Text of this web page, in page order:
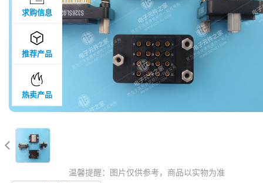

温馨提醒：图片仅供参考，商品以实物为准
求购信息

推荐产品

热卖产品